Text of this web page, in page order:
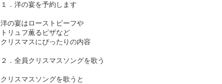
１．洋の宴を予約します
洋の宴はローストビーフや
トリュフ薫るピザなど
クリスマスにぴったりの内容
２．全員クリスマスソングを歌う
クリスマスソングを歌うと